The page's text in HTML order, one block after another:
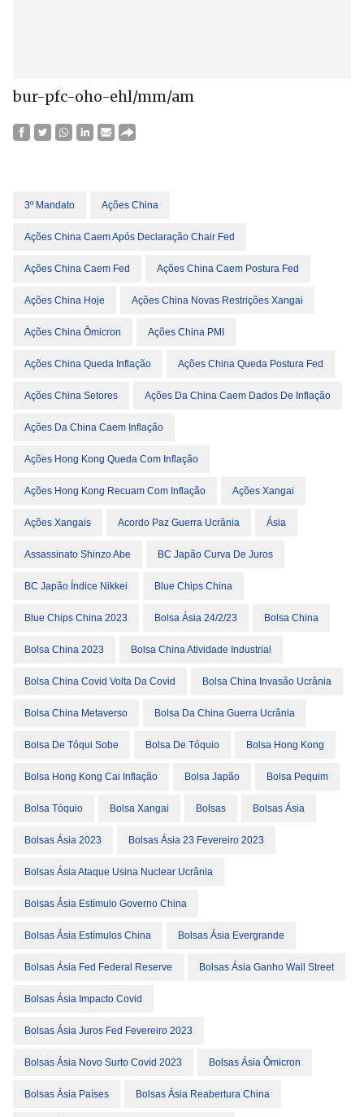
bur-pfc-oho-ehl/mm/am
3º Mandato Ações China
Ações China Caem Após Declaração Chair Fed
Ações China Caem Fed Ações China Caem Postura Fed
Ações China Hoje Ações China Novas Restrições Xangai
Ações China Ômicron Ações China PMI
Ações China Queda Inflação Ações China Queda Postura Fed
Ações China Setores Ações Da China Caem Dados De Inflação
Ações Da China Caem Inflação
Ações Hong Kong Queda Com Inflação
Ações Hong Kong Recuam Com Inflação Ações Xangai
Ações Xangais Acordo Paz Guerra Ucrânia Ásia
Assassinato Shinzo Abe BC Japão Curva De Juros
BC Japão Índice Nikkei Blue Chips China
Blue Chips China 2023 Bolsa Ásia 24/2/23 Bolsa China
Bolsa China 2023 Bolsa China Atividade Industrial
Bolsa China Covid Volta Da Covid Bolsa China Invasão Ucrânia
Bolsa China Metaverso Bolsa Da China Guerra Ucrânia
Bolsa De Tóqui Sobe Bolsa De Tóquio Bolsa Hong Kong
Bolsa Hong Kong Cai Inflação Bolsa Japão Bolsa Pequim
Bolsa Tóquio Bolsa Xangai Bolsas Bolsas Ásia
Bolsas Ásia 2023 Bolsas Ásia 23 Fevereiro 2023
Bolsas Ásia Ataque Usina Nuclear Ucrânia
Bolsas Ásia Estímulo Governo China
Bolsas Ásia Estímulos China Bolsas Ásia Evergrande
Bolsas Ásia Fed Federal Reserve Bolsas Ásia Ganho Wall Street
Bolsas Ásia Impacto Covid
Bolsas Ásia Juros Fed Fevereiro 2023
Bolsas Ásia Novo Surto Covid 2023 Bolsas Ásia Ômicron
Bolsas Ásia Países Bolsas Ásia Reabertura China